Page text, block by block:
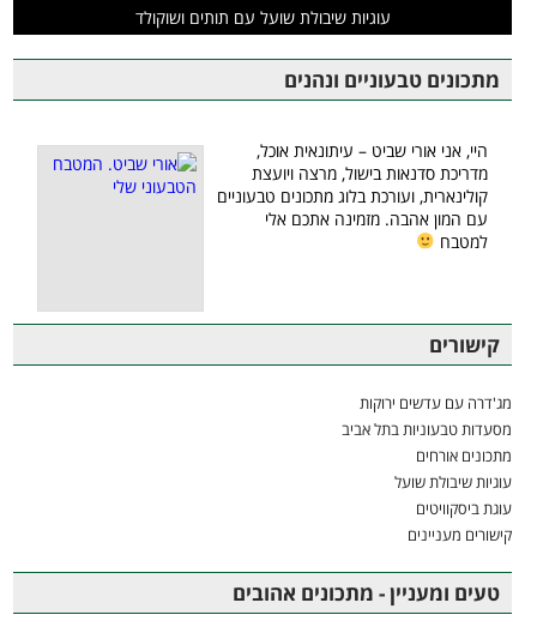
עוגיות שיבולת שועל עם תותים ושוקולד
מתכונים טבעוניים ונהנים
היי, אני אורי שביט – עיתונאית אוכל,
מדריכת סדנאות בישול, מרצה ויועצת
קולינארית, ועורכת בלוג מתכונים טבעוניים
עם המון אהבה. מזמינה אתכם אלי
למטבח
קישורים
מג'דרה עם עדשים ירוקות
מסעדות טבעוניות בתל אביב
מתכונים אורחים
עוגיות שיבולת שועל
עוגת ביסקוויטים
קישורים מעניינים
טעים ומעניין - מתכונים אהובים